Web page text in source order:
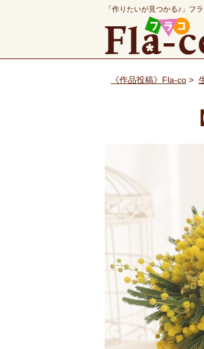
「作りたいが見つかる♪」フ
《作品投稿》Fla-co >